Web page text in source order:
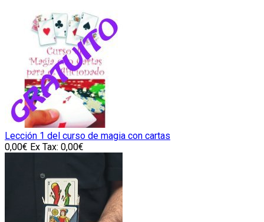
Lección 1 del curso de magia con cartas
0,00€ Ex Tax: 0,00€